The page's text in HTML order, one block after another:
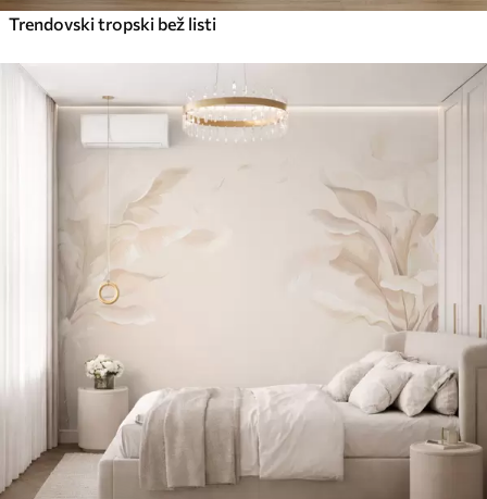
Trendovski tropski bež listi